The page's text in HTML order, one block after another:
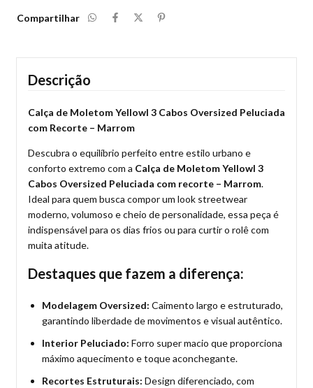
Compartilhar
Descrição
Calça de Moletom Yellowl 3 Cabos Oversized Peluciada
com Recorte – Marrom
Descubra o equilíbrio perfeito entre estilo urbano e
conforto extremo com a Calça de Moletom Yellowl 3
Cabos Oversized Peluciada com recorte – Marrom.
Ideal para quem busca compor um look streetwear
moderno, volumoso e cheio de personalidade, essa peça é
indispensável para os dias frios ou para curtir o rolê com
muita atitude.
Destaques que fazem a diferença:
Modelagem Oversized: Caimento largo e estruturado,
garantindo liberdade de movimentos e visual autêntico.
Interior Peluciado: Forro super macio que proporciona
máximo aquecimento e toque aconchegante.
Recortes Estruturais: Design diferenciado, com